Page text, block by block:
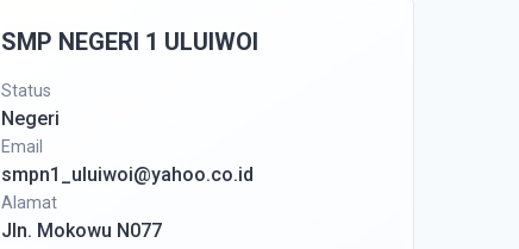
SMP NEGERI 1 ULUIWOI
Status
Negeri
Email
smpn1_uluiwoi@yahoo.co.id
Alamat
Jln. Mokowu N077